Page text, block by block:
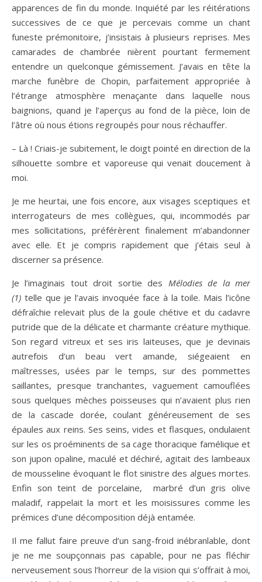
apparences de fin du monde. Inquiété par les réitérations
successives de ce que je percevais comme un chant
funeste prémonitoire, j’insistais à plusieurs reprises. Mes
camarades de chambrée nièrent pourtant fermement
entendre un quelconque gémissement. J’avais en tête la
marche funèbre de Chopin, parfaitement appropriée à
l’étrange atmosphère menaçante dans laquelle nous
baignions, quand je l’aperçus au fond de la pièce, loin de
l’âtre où nous étions regroupés pour nous réchauffer.
– Là ! Criais-je subitement, le doigt pointé en direction de la
silhouette sombre et vaporeuse qui venait doucement à
moi.
Je me heurtai, une fois encore, aux visages sceptiques et
interrogateurs de mes collègues, qui, incommodés par
mes sollicitations, préférèrent finalement m’abandonner
avec elle. Et je compris rapidement que j’étais seul à
discerner sa présence.
Je l’imaginais tout droit sortie des Mélodies de la mer
(1) telle que je l’avais invoquée face à la toile. Mais l’icône
défraîchie relevait plus de la goule chétive et du cadavre
putride que de la délicate et charmante créature mythique.
Son regard vitreux et ses iris laiteuses, que je devinais
autrefois d’un beau vert amande, siégeaient en
maîtresses, usées par le temps, sur des pommettes
saillantes, presque tranchantes, vaguement camouflées
sous quelques mèches poisseuses qui n’avaient plus rien
de la cascade dorée, coulant généreusement de ses
épaules aux reins. Ses seins, vides et flasques, ondulaient
sur les os proéminents de sa cage thoracique famélique et
son jupon opaline, maculé et déchiré, agitait des lambeaux
de mousseline évoquant le flot sinistre des algues mortes.
Enfin son teint de porcelaine, marbré d’un gris olive
maladif, rappelait la mort et les moisissures comme les
prémices d’une décomposition déjà entamée.
Il me fallut faire preuve d’un sang-froid inébranlable, dont
je ne me soupçonnais pas capable, pour ne pas fléchir
nerveusement sous l’horreur de la vision qui s’offrait à moi,